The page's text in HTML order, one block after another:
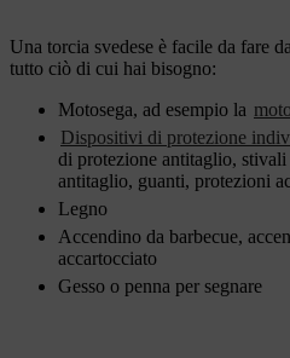
Una torcia svedese è facile da fare
tutto ciò di cui hai bisogno:
Motosega, ad esempio la
Dispositivi di protezione
di protezione antitaglio,
antitaglio, guanti, protezioni
Legno
Accendino da barbecue,
accartocciato
Gesso o penna per segnare